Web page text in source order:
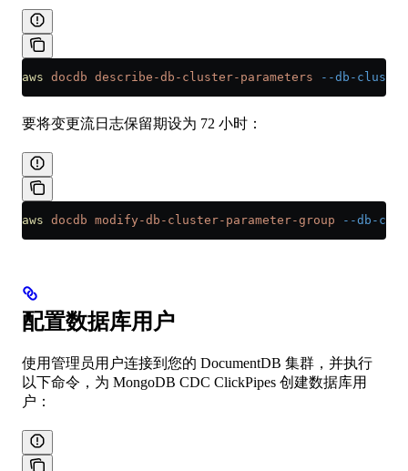
aws docdb describe-db-cluster-parameters --db-cluster-
要将变更流日志保留期设为 72 小时：
aws docdb modify-db-cluster-parameter-group --db-
配置数据库用户
使用管理员用户连接到您的 DocumentDB 集群，并执行
以下命令，为 MongoDB CDC ClickPipes 创建数据库用
户：